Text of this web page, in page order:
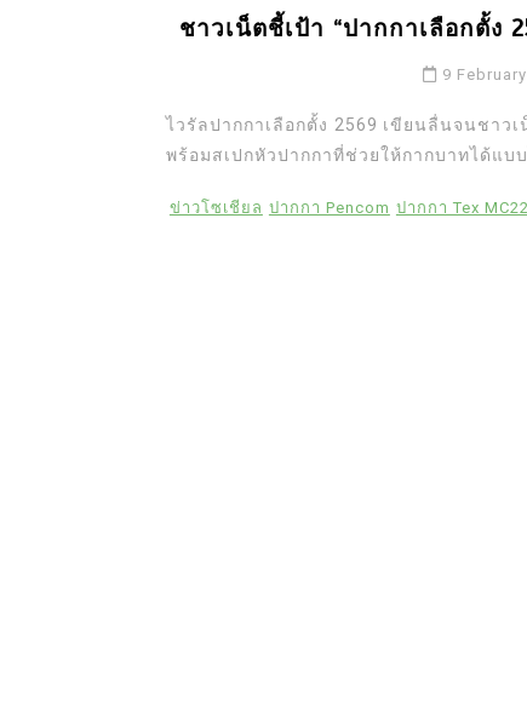
ชาวเน็ตชี้เป้า “ปากกาเลือกตั้ง
9
ไวรัลปากกาเลือกตั้ง 2569 เขียนลื่นจนชาว
พร้อมสเปกหัวปากกาที่ช่วยให้กากบาทได้แบ
ข่าวโซเชียล ปากกา Pencom ปากกา Tex